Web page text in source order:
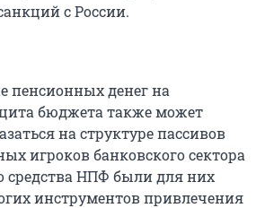
с России.
пенсионных денег на
бюджета также может
на структуре пассивов
игроков банковского сектора
средства НПФ были для них
инструментов привлечения